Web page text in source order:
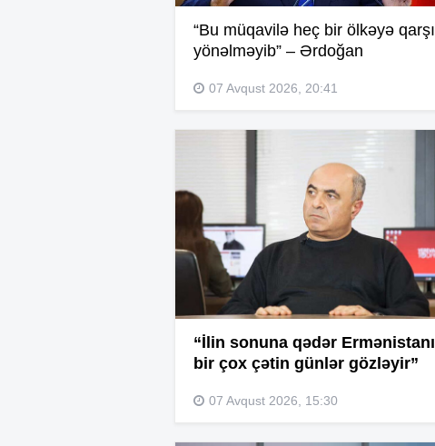
“Bu müqavilə heç bir ölkəyə qarşı
yönəlməyib” – Ərdoğan
07 Avqust 2026, 20:41
“İlin sonuna qədər Ermənistanı
bir çox çətin günlər gözləyir”
07 Avqust 2026, 15:30